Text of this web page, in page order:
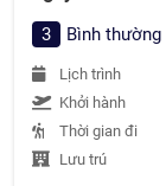
3 Bình thường
Lịch trình
Khởi hành
Thời gian đi
Lưu trú